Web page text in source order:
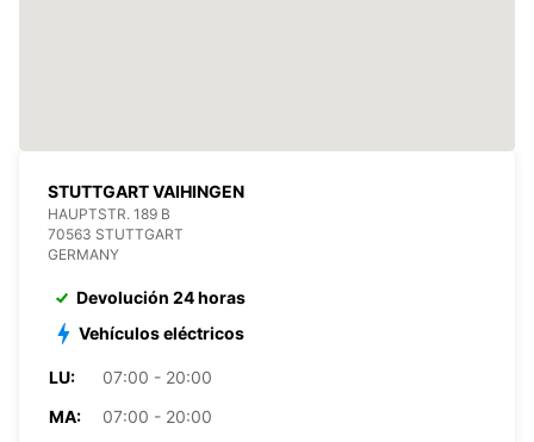
STUTTGART VAIHINGEN
HAUPTSTR. 189 B
70563 STUTTGART
GERMANY
Devolución 24 horas
Vehículos eléctricos
LU:
07:00 - 20:00
MA:
07:00 - 20:00